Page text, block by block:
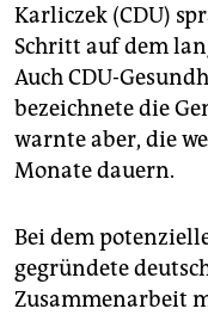
Karliczek (CDU)
Schritt auf dem
Auch CDU-
bezeichnete die
warnte aber, die
Monate dauern.
Bei dem
gegründete
Zusammenarbeit